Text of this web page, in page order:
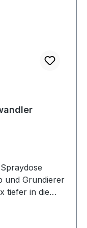
1-K-
auftragen
· Farbe:
und Grundierer
tiefer in die